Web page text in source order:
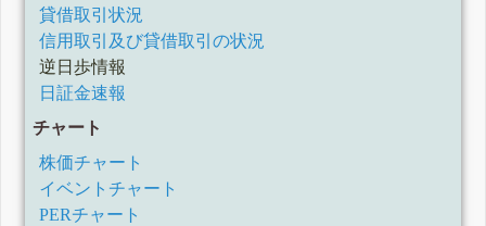
貸借取引状況
信用取引及び貸借取引の状況
逆日歩情報
日証金速報
チャート
株価チャート
イベントチャート
PERチャート